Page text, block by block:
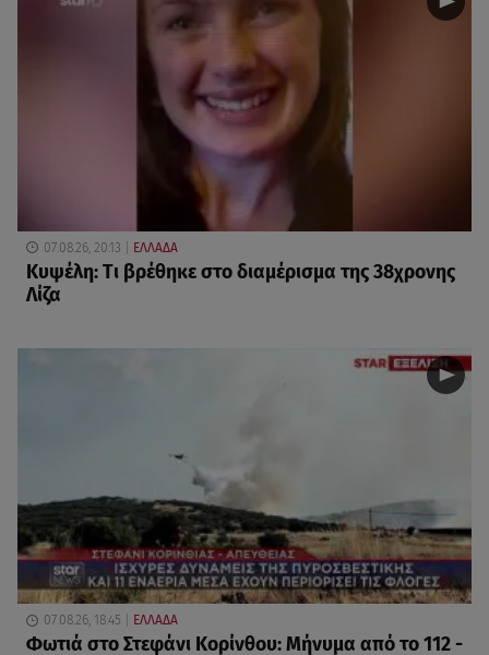
07.08.26, 20:13 ΕΛΛΑΔΑ
Κυψέλη: Tι βρέθηκε στο διαμέρισμα της 38χρονης
Λίζα
07.08.26, 18:45 ΕΛΛΑΔΑ
Φωτιά στο Στεφάνι Κορίνθου: Μήνυμα από το 112 -